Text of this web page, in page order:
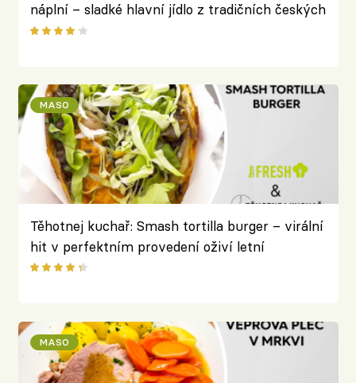
náplní – sladké hlavní jídlo z tradičních českých
surovin
MASO
Těhotnej kuchař: Smash tortilla burger – virální
hit v perfektním provedení oživí letní
grilovačky
MASO